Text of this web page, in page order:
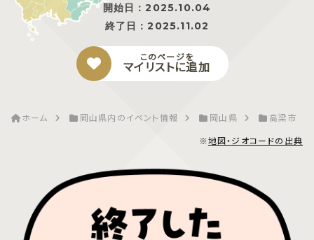
開始日：2025.10.04
終了日：2025.11.02
このページを
マイリストに追加
ホーム 岡山県内のイベント情報 岡山県
高梁市
※地図・ジオコードの出典